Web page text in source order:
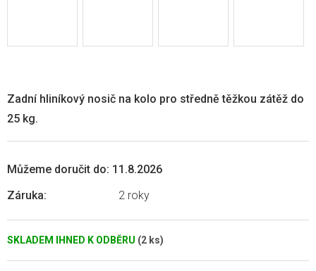
SKLADEM IHNED K ODBĚRU (2 ks)
Můžeme doručit do: 11.8.2026
Záruka: 2 roky
Zadní hliníkový nosič na kolo pro středně těžkou zátěž do
25 kg.